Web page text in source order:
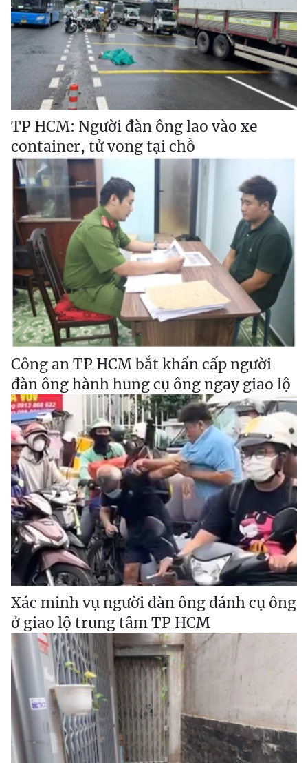
TP HCM: Người đàn ông lao vào xe
container, tử vong tại chỗ
Công an TP HCM bắt khẩn cấp người
đàn ông hành hung cụ ông ngay giao lộ
Xác minh vụ người đàn ông đánh cụ ông
ở giao lộ trung tâm TP HCM